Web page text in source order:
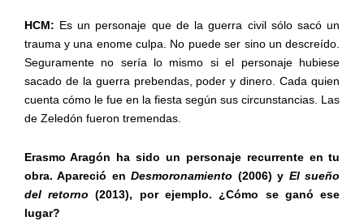
HCM: Es un personaje que de la guerra civil sólo sacó un
trauma y una enome culpa. No puede ser sino un descreído.
Seguramente no sería lo mismo si el personaje hubiese
sacado de la guerra prebendas, poder y dinero. Cada quien
cuenta cómo le fue en la fiesta según sus circunstancias. Las
de Zeledón fueron tremendas.
Erasmo Aragón ha sido un personaje recurrente en tu
obra. Apareció enDesmoronamiento (2006) y El sueño
del retorno (2013), por ejemplo. ¿Cómo se ganó ese
lugar?